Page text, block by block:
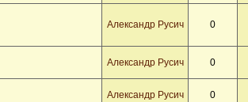
Александр Русич 0
Александр Русич 0
Александр Русич 0